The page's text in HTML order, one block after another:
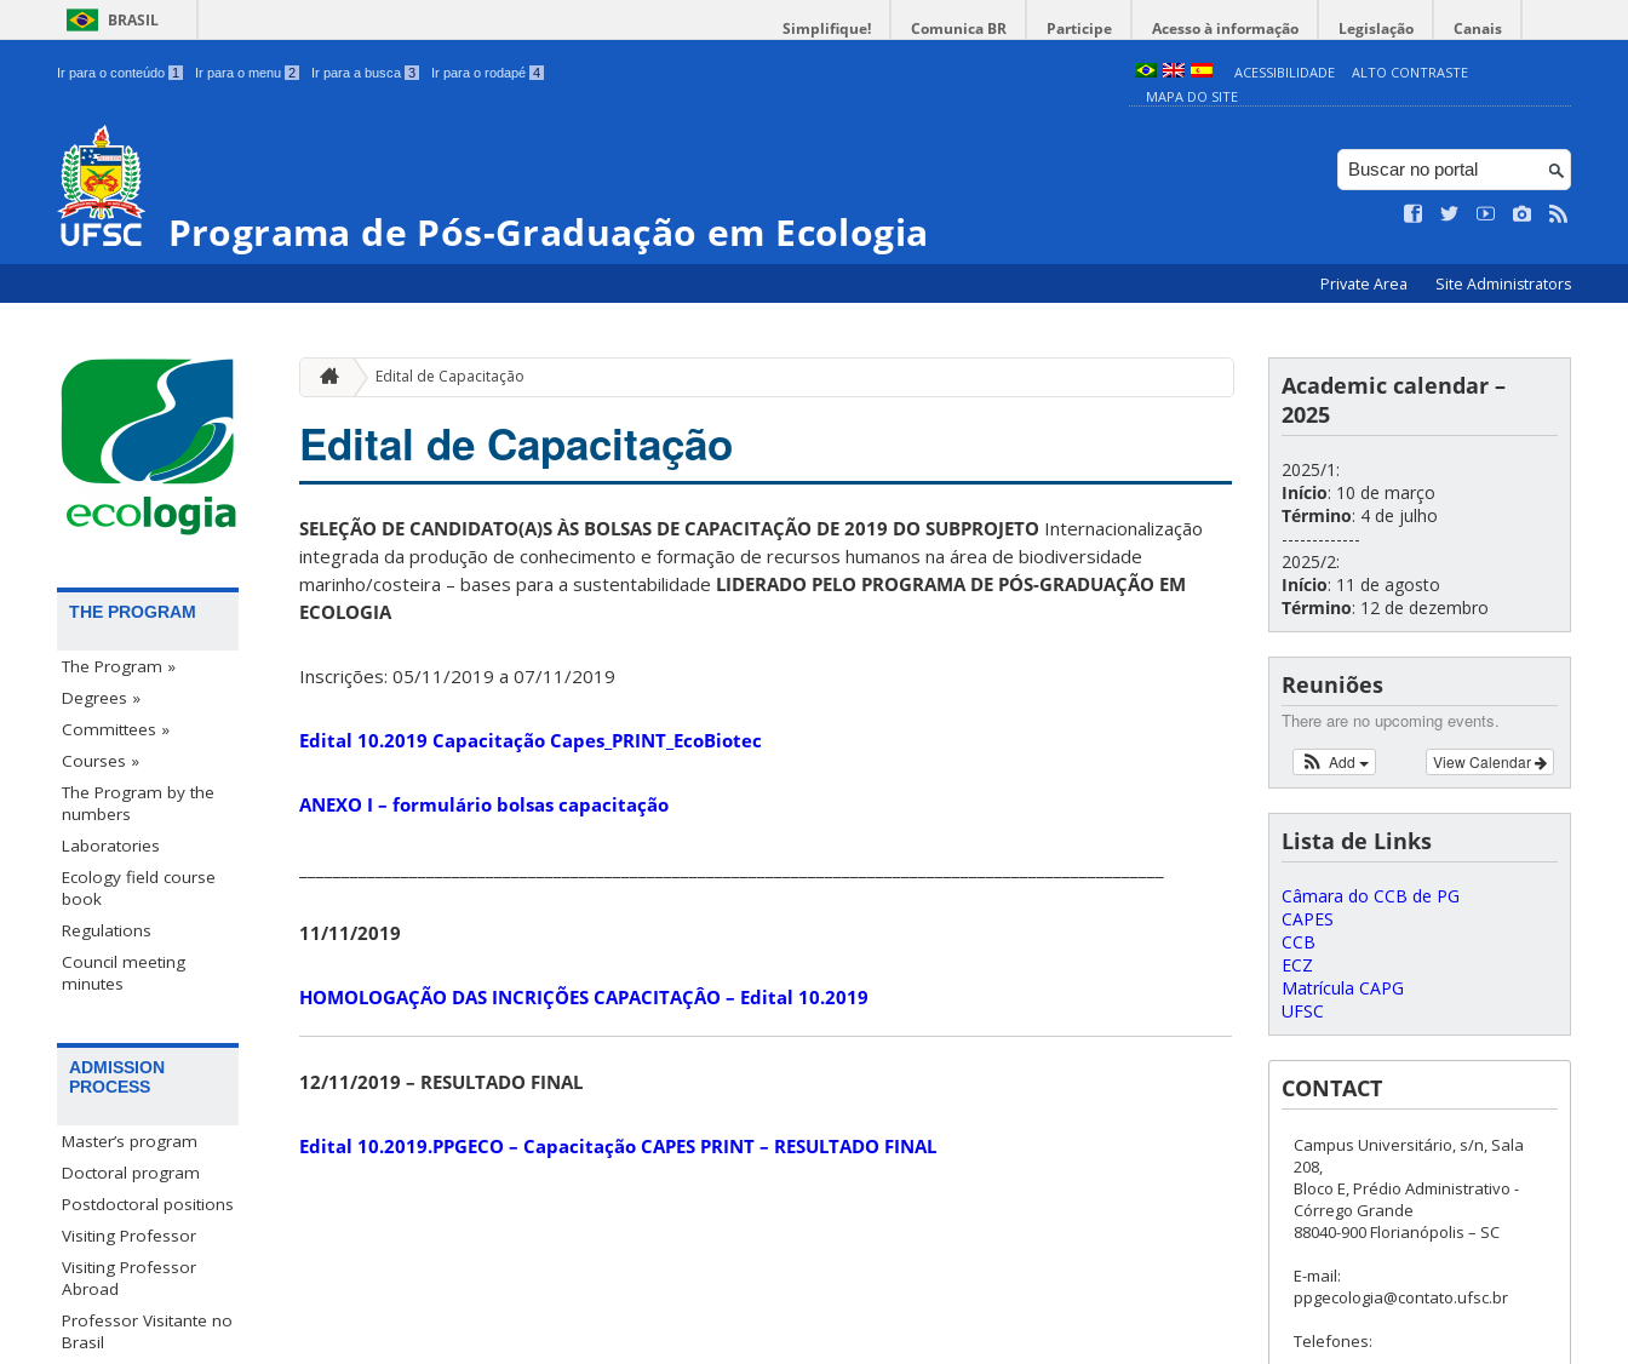
BRASIL Simplifique! Comunica BR Participe Acesso à informação Legislação Canais
Ir para o conteúdo 1 Ir para o menu 2 Ir para a busca 3 Ir para o rodapé 4 ACESSIBILIDADE
ALTO CONTRASTE
MAPA DO SITE
Programa de Pós-Graduação em Ecologia
Private Area Site Administrators
THE PROGRAM
The Program »
Degrees »
Committees »
Courses »
The Program by the
numbers
Laboratories
Ecology field course
book
Regulations
Council meeting
minutes
ADMISSION
PROCESS
Master’s program
Doctoral program
Postdoctoral positions
Visiting Professor
Visiting Professor
Abroad
Professor Visitante no
Brasil
Edital de Capacitação
Edital de Capacitação
SELEÇÃO DE CANDIDATO(A)S ÀS BOLSAS DE CAPACITAÇÃO DE 2019 DO SUBPROJETO Internacionalização
integrada da produção de conhecimento e formação de recursos humanos na área de biodiversidade
marinho/costeira – bases para a sustentabilidade LIDERADO PELO PROGRAMA DE PÓS-GRADUAÇÃO EM
ECOLOGIA
Inscrições: 05/11/2019 a 07/11/2019
Edital 10.2019 Capacitação Capes_PRINT_EcoBiotec
ANEXO I – formulário bolsas capacitação
11/11/2019
HOMOLOGAÇÃO DAS INCRIÇÕES CAPACITAÇÂO – Edital 10.2019
12/11/2019 – RESULTADO FINAL
Edital 10.2019.PPGECO – Capacitação CAPES PRINT – RESULTADO FINAL
Academic calendar –
2025
2025/1:
Início: 10 de março
Término: 4 de julho
-------------
2025/2:
Início: 11 de agosto
Término: 12 de dezembro
Reuniões
There are no upcoming events.
View Calendar
Add
Lista de Links
Câmara do CCB de PG
CAPES
CCB
ECZ
Matrícula CAPG
UFSC
CONTACT
Campus Universitário, s/n, Sala
208,
Bloco E, Prédio Administrativo -
Córrego Grande
88040-900 Florianópolis – SC
E-mail:
ppgecologia@contato.ufsc.br
Telefones: